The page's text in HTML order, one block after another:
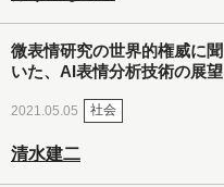
微表情研究の世界的権威に聞
いた、AI表情分析技術の展望
2021.05.05 社会
清水建二